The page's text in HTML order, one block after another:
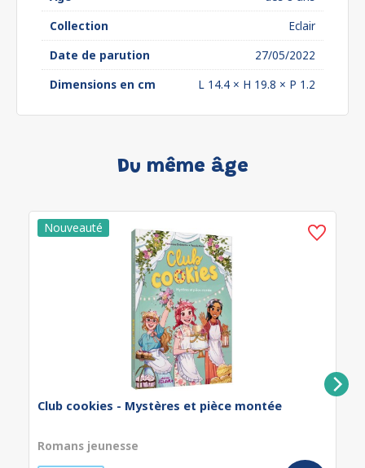
Collection
Eclair
Date de parution
27/05/2022
Dimensions en cm
L 14.4 × H 19.8 × P 1.2
Du même âge
Club cookies - Mystères et pièce montée
Romans jeunesse